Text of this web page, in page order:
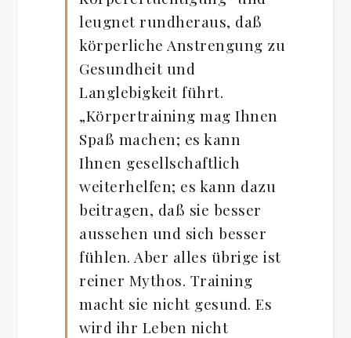
leugnet rundheraus, daß
körperliche Anstrengung zu
Gesundheit und
Langlebigkeit führt.
„Körpertraining mag Ihnen
Spaß machen; es kann
Ihnen gesellschaftlich
weiterhelfen; es kann dazu
beitragen, daß sie besser
aussehen und sich besser
fühlen. Aber alles übrige ist
reiner Mythos. Training
macht sie nicht gesund. Es
wird ihr Leben nicht